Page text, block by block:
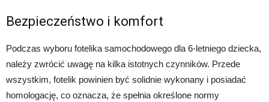
Bezpieczeństwo i komfort
Podczas wyboru fotelika samochodowego dla 6-letniego dziecka,
należy zwrócić uwagę na kilka istotnych czynników. Przede
wszystkim, fotelik powinien być solidnie wykonany i posiadać
homologację, co oznacza, że spełnia określone normy